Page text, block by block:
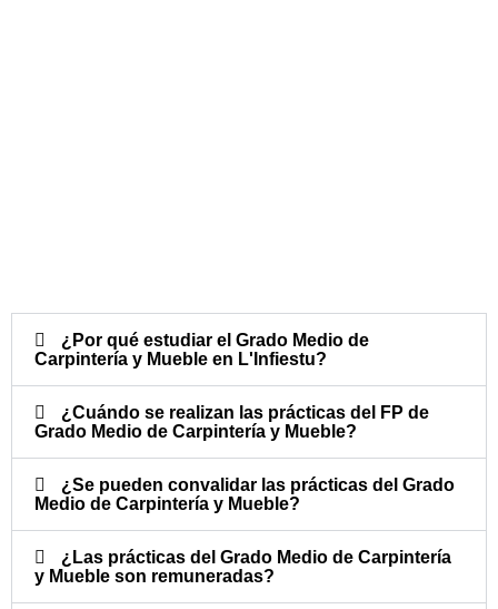
¿Por qué estudiar el Grado Medio de
Carpintería y Mueble en L'Infiestu?
¿Cuándo se realizan las prácticas del FP de
Grado Medio de Carpintería y Mueble?​
¿Se pueden convalidar las prácticas del Grado
Medio de Carpintería y Mueble?​
¿Las prácticas del Grado Medio de Carpintería
y Mueble son remuneradas?​